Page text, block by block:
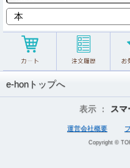
e-honトップへ
表示 ： ス
運営会社概要
Copyright ©